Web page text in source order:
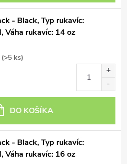
- Black, Typ rukavíc:
Váha rukavíc: 14 oz
(>5 ks)
DO KOŠÍKA
- Black, Typ rukavíc:
Váha rukavíc: 16 oz